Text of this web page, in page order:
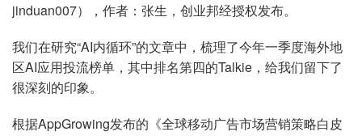
jinduan007），作者：张生，创业邦经授权发布。
我们在研究“AI内循环”的文章中，梳理了今年一季度海外地
区AI应用投流榜单，其中排名第四的Talkie，给我们留下了
很深刻的印象。
根据AppGrowing发布的《全球移动广告市场营销策略白皮